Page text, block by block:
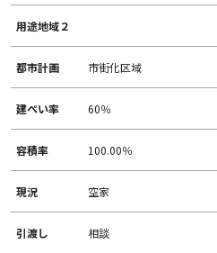
用途地域２
都市計画 市街化区域
建ぺい率 60％
容積率 100.00％
現況 空家
引渡し 相談